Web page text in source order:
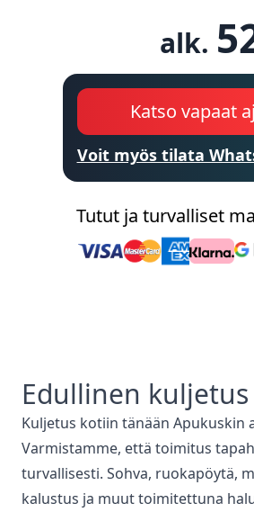
alk.
Katso vapaat
Voit myös tilata
Tutut ja turvalliset
Edullinen kuljetus
Kuljetus kotiin tänään Apukuskin
Varmistamme, että toimitus
turvallisesti. Sohva, ruokapöytä,
kalustus ja muut toimitettuna